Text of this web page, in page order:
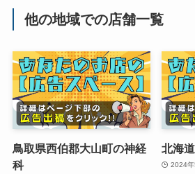
他の地域での店舗一覧
鳥取県西伯郡大山町の神経
科
北海
2024年